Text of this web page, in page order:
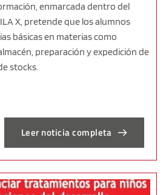
enmarcada dentro del
X, pretende que los alumnos
básicas en materias como
preparación y expedición de
stocks.
Leer noticia completa